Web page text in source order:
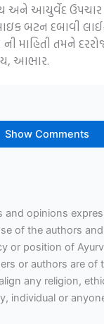
અને આયુર્વેદ ઉપચાર
બટન દબાવી
માહિતી તમને
આભાર.
Show Comments
and opinions
of the authors
or position of
or authors are of
any religion,
individual or